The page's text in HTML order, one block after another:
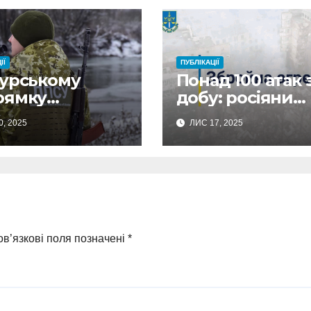
окупантів
2025
ПУБЛІКАЦІЇ
Понад 100 атак
добу: росіяни
масовано
обстріляли
Сумщину
ЛИС 17, 2025
поля позначені *